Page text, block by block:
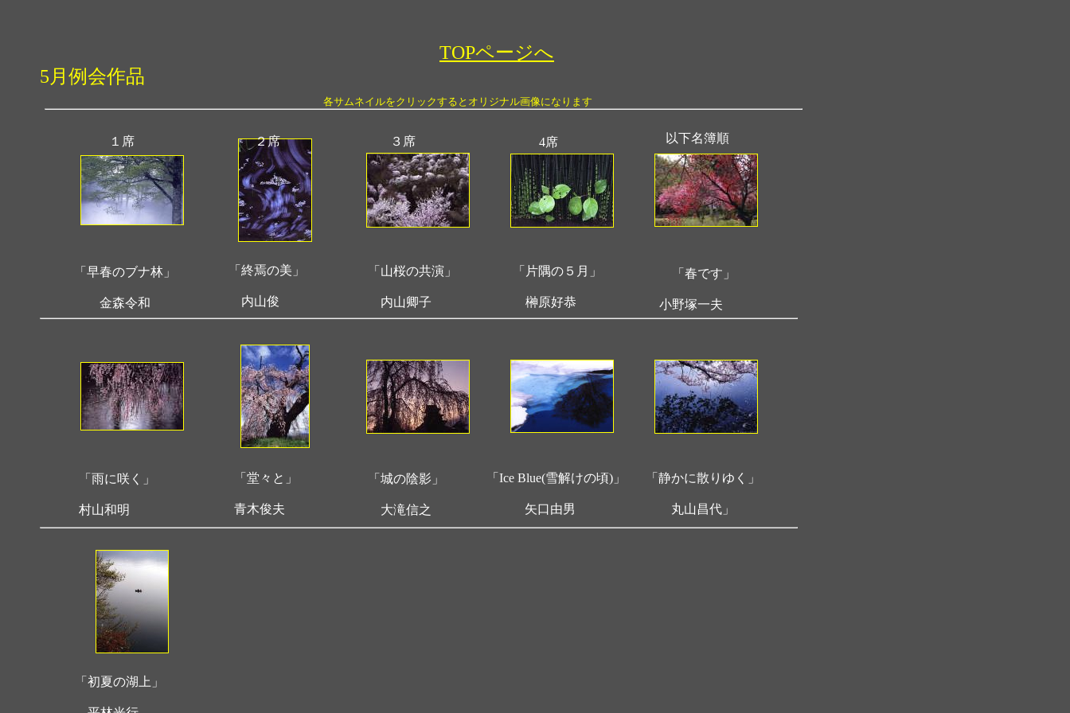
TOPページへ
各サムネイルをクリックするとオリジナル画像になります
5月例会作品
３席
２席
１席 4席 以下名簿順
「終焉の美」
内山俊
「早春のブナ林」
金森令和
「山桜の共演」
内山卿子
「片隅の５月」
榊原好恭
「春です」
小野塚一夫
「堂々と」
青木俊夫
「雨に咲く」
村山和明
「城の陰影」
大滝信之
「Ice Blue(雪解けの頃)」
矢口由男
「静かに散りゆく」
丸山昌代」
「初夏の湖上」